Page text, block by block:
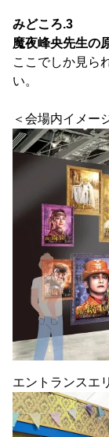
みどころ.3
魔夜峰央先生の
ここでしか見ら
い。
＜会場内イメー
エントランスエ